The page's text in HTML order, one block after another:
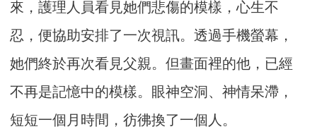
來，護理人員看見她們悲傷的模樣，心生不
忍，便協助安排了一次視訊。透過手機螢幕，
她們終於再次看見父親。但畫面裡的他，已經
不再是記憶中的模樣。眼神空洞、神情呆滯，
短短一個月時間，彷彿換了一個人。